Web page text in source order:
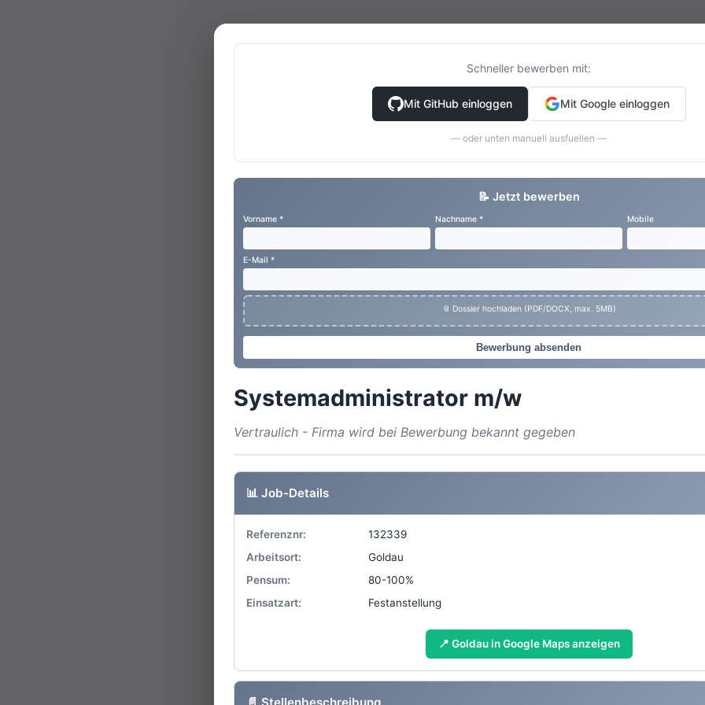
Schneller bewerben mit:
Mit GitHub einloggen Mit Google einloggen
— oder unten manuell ausfuellen —
📝 Jetzt bewerben
Vorname * Nachname * Mobile
E-Mail *
📎 Dossier hochladen (PDF/DOCX, max. 5MB)
Bewerbung absenden
Systemadministrator m/w
Vertraulich - Firma wird bei Bewerbung bekannt gegeben
📊 Job-Details
Referenznr:
132339
Arbeitsort:
Goldau
Pensum:
80-100%
Einsatzart:
Festanstellung
📍 Goldau in Google Maps anzeigen